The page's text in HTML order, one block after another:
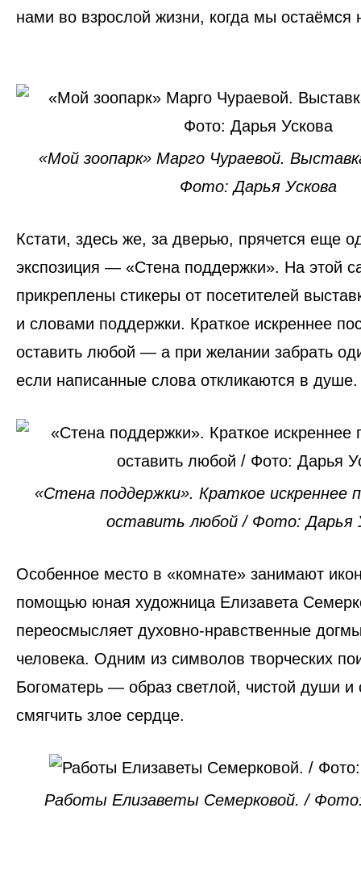
нами во взрослой жизни, когда мы остаёмся
«Мой зоопарк» Марго Чураевой.
Фото: Дарья Ускова
Кстати, здесь же, за дверью, прячется еще
экспозиция — «Стена поддержки». На этой
прикреплены стикеры от посетителей
и словами поддержки. Краткое искреннее
оставить любой — а при желании забрать
если написанные слова откликаются в
«Стена поддержки». Краткое искреннее
оставить любой / Фото: Дарья
Особенное место в «комнате» занимают
помощью юная художница Елизавета
переосмысляет духовно-нравственные
человека. Одним из символов творческих
Богоматерь — образ светлой, чистой души и
смягчить злое сердце.
Работы Елизаветы Семерковой. /